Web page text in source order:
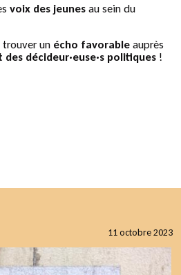
voix des jeunesau sein du
trouver un écho favorableauprès
des décideur·euse·s politiques !
11 octobre 2023